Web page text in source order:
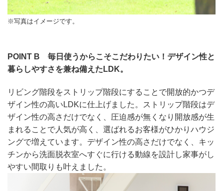
※写真はイメージです。
POINT B 毎日使うからこそこだわりたい！デザイン性と
暮らしやすさを兼ね備えたLDK。
リビング階段をストリップ階段にすることで開放的かつデ
ザイン性の高いLDKに仕上げました。ストリップ階段はデ
ザイン性の高さだけでなく、圧迫感が無くなり開放感が生
まれることで人気が高く、選ばれるお客様がひかりハウジ
ングで増えています。デザイン性の高さだけでなく、キッ
チンから洗面脱衣室へすぐに行ける動線を設計し家事がし
やすい間取りも叶えました。